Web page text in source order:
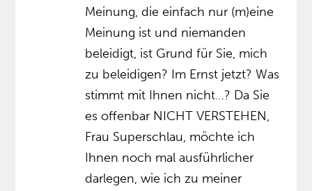
Meinung, die einfach nur (m)eine
Meinung ist und niemanden
beleidigt, ist Grund für Sie, mich
zu beleidigen? Im Ernst jetzt? Was
stimmt mit Ihnen nicht…? Da Sie
es offenbar NICHT VERSTEHEN,
Frau Superschlau, möchte ich
Ihnen noch mal ausführlicher
darlegen, wie ich zu meiner